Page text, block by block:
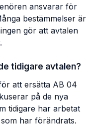
ansvarar för
bestämmelser är
gör att avtalen
tidigare avtalen?
att ersätta AB 04
på de nya
tidigare har arbetat
har förändrats.